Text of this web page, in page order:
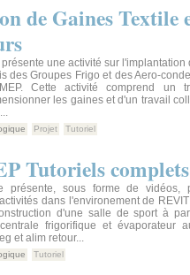
de Gaines Textile
une activité sur l'implantation
des Groupes Frigo et des Aero-
Cette activité comprend un
les gaines et d'un travail
Projet Tutoriel
Tutoriels complets
présente, sous forme de vidéos,
dans l'environement de
d'une salle de sport à
frigorifique et évaporateur
et alim retour...
Tutoriel